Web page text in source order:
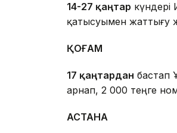
14-27 қаңтар
қатысуымен жаттығу
ҚОҒАМ
17 қаңтардан бастап
арнап, 2 000 теңге
АСТАНА